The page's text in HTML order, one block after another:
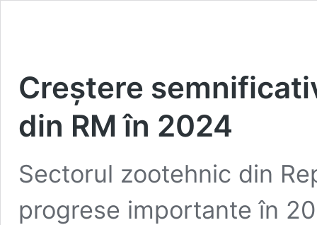
Creștere
din RM în 2024
Sectorul zootehnic din
progrese importante în